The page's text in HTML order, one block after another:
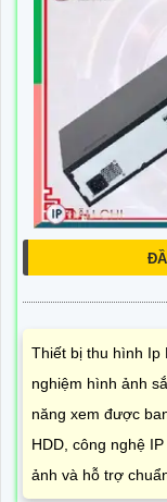
Thiết bị thu hình Ip
nghiệm hình ảnh
năng xem được
HDD, công nghệ
ảnh và hỗ trợ